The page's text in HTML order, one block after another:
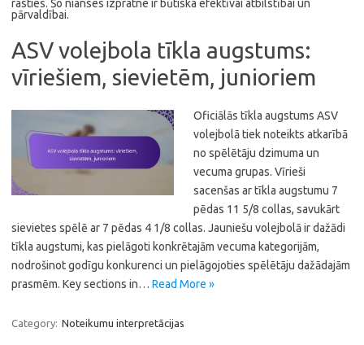
rasties. Šo nianses izpratne ir būtiska efektīvai atbilstībai un
pārvaldībai.
ASV volejbola tīkla augstums:
vīriešiem, sievietēm, junioriem
Oficiālās tīkla augstums ASV
volejbolā tiek noteikts atkarībā
no spēlētāju dzimuma un
vecuma grupas. Vīrieši
sacenšas ar tīkla augstumu 7
pēdas 11 5/8 collas, savukārt
sievietes spēlē ar 7 pēdas 4 1/8 collas. Jauniešu volejbolā ir dažādi
tīkla augstumi, kas pielāgoti konkrētajām vecuma kategorijām,
nodrošinot godīgu konkurenci un pielāgojoties spēlētāju dažādajām
prasmēm. Key sections in… Read More »
Category: Noteikumu interpretācijas